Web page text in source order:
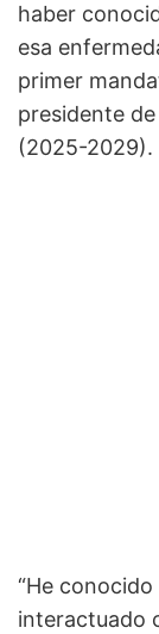
haber
esa
primer
presidente
(2025-2029).
“He
interactuado